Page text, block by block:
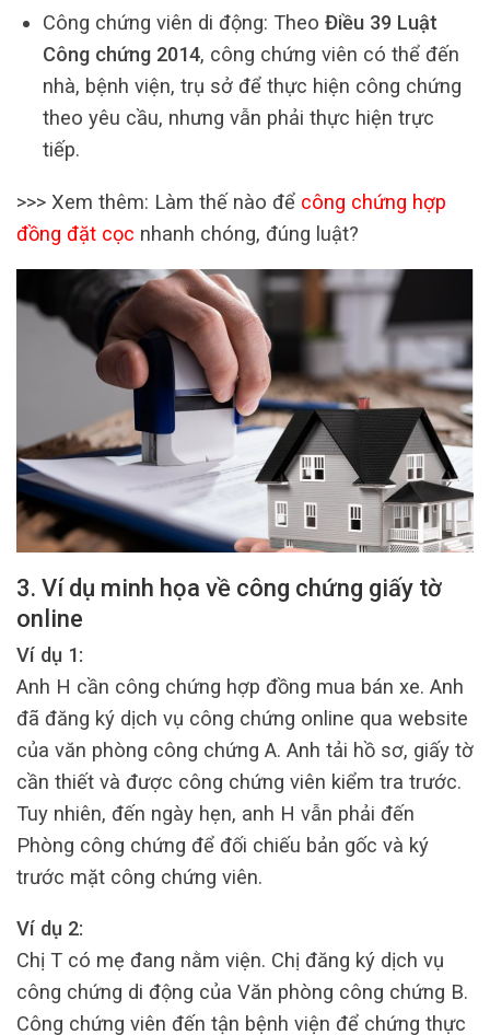
Công chứng viên di động: Theo Điều 39 Luật
Công chứng 2014, công chứng viên có thể đến
nhà, bệnh viện, trụ sở để thực hiện công chứng
theo yêu cầu, nhưng vẫn phải thực hiện trực
tiếp.
>>> Xem thêm: Làm thế nào để công chứng hợp
đồng đặt cọc nhanh chóng, đúng luật?
3. Ví dụ minh họa về công chứng giấy tờ
online
Ví dụ 1:
Anh H cần công chứng hợp đồng mua bán xe. Anh
đã đăng ký dịch vụ công chứng online qua website
của văn phòng công chứng A. Anh tải hồ sơ, giấy tờ
cần thiết và được công chứng viên kiểm tra trước.
Tuy nhiên, đến ngày hẹn, anh H vẫn phải đến
Phòng công chứng để đối chiếu bản gốc và ký
trước mặt công chứng viên.
Ví dụ 2:
Chị T có mẹ đang nằm viện. Chị đăng ký dịch vụ
công chứng di động của Văn phòng công chứng B.
Công chứng viên đến tận bệnh viện để chứng thực